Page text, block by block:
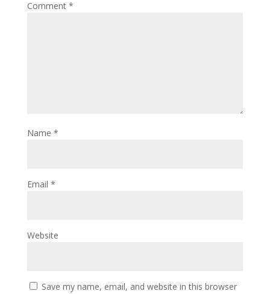
Comment *
Name *
Email *
Website
Save my name, email, and website in this browser